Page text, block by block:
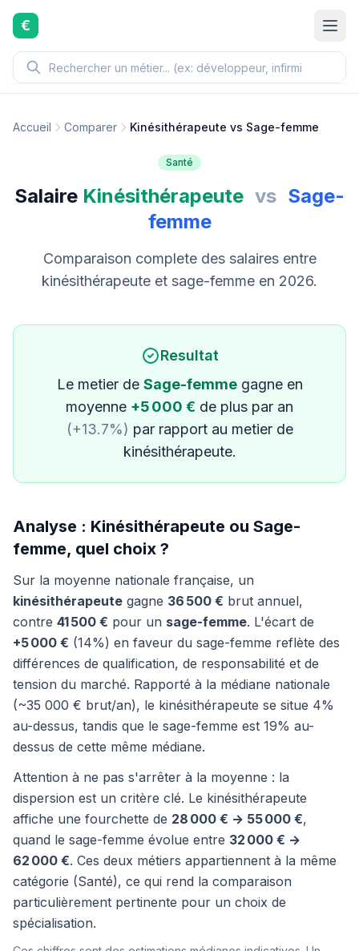
Aller au contenu principal
€
Accueil Comparer Kinésithérapeute vs Sage-femme
Santé
Salaire Kinésithérapeute vs Sage-
femme
Comparaison complete des salaires entre
kinésithérapeute et sage-femme en 2026.
Resultat
Le metier de Sage-femmegagne en
moyenne +5 000 € de plus par an
(+13.7%) par rapport au metier de
kinésithérapeute.
Analyse : Kinésithérapeute ou Sage-
femme, quel choix ?
Sur la moyenne nationale française, un
kinésithérapeute gagne 36 500 € brut annuel,
contre 41 500 € pour un sage-femme. L'écart de
+5 000 € (14%) en faveur du sage-femme reflète des
différences de qualification, de responsabilité et de
tension du marché. Rapporté à la médiane nationale
(~35 000 € brut/an), le kinésithérapeute se situe 4%
au-dessus, tandis que le sage-femme est 19% au-
dessus de cette même médiane.
Attention à ne pas s'arrêter à la moyenne : la
dispersion est un critère clé. Le kinésithérapeute
affiche une fourchette de 28 000 € → 55 000 €,
quand le sage-femme évolue entre 32 000 € →
62 000 €. Ces deux métiers appartiennent à la même
catégorie (Santé), ce qui rend la comparaison
particulièrement pertinente pour un choix de
spécialisation.